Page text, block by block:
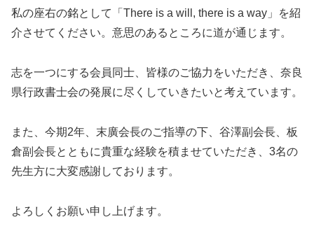
私の座右の銘として「There is a will, there is a way」を紹
介させてください。意思のあるところに道が通じます。
志を一つにする会員同士、皆様のご協力をいただき、奈良
県行政書士会の発展に尽くしていきたいと考えています。
また、今期2年、末廣会長のご指導の下、谷澤副会長、板
倉副会長とともに貴重な経験を積ませていただき、3名の
先生方に大変感謝しております。
よろしくお願い申し上げます。